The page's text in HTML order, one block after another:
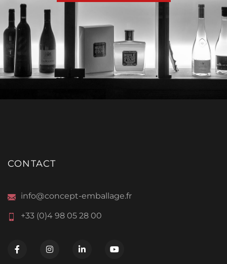
CONTACT
info@concept-emballage.fr
+33 (0)4 98 05 28 00